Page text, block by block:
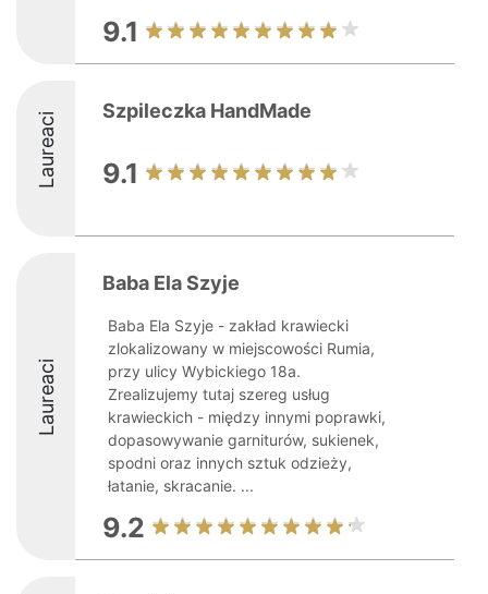
9.1
Laureaci Szpileczka HandMade
9.1
Laureaci
Baba Ela Szyje
Baba Ela Szyje - zakład krawiecki
zlokalizowany w miejscowości Rumia,
przy ulicy Wybickiego 18a.
Zrealizujemy tutaj szereg usług
krawieckich - między innymi poprawki,
dopasowywanie garniturów, sukienek,
spodni oraz innych sztuk odzieży,
łatanie, skracanie. ...
9.2